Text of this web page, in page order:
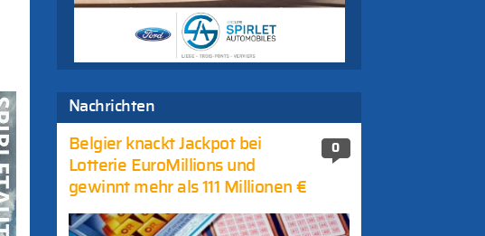
Nachrichten
0
Belgier knackt Jackpot bei
Lotterie EuroMillions und
gewinnt mehr als 111 Millionen €